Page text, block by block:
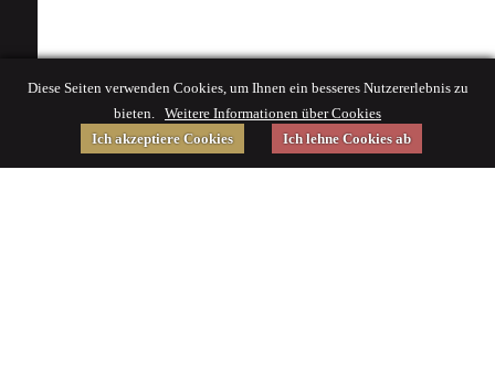
Diese Seiten verwenden Cookies, um Ihnen ein besseres Nutzererlebnis zu
bieten. Weitere Informationen über Cookies
Ich akzeptiere Cookies
Ich lehne Cookies ab